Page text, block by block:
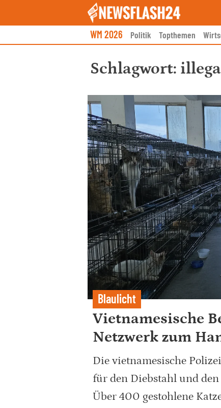
WM 2026 Politik Topthemen
Schlagwort:
Blaulicht
Vietnamesische
Netzwerk zum
Die vietnamesische
für den Diebstahl und
Über 400 gestohlene